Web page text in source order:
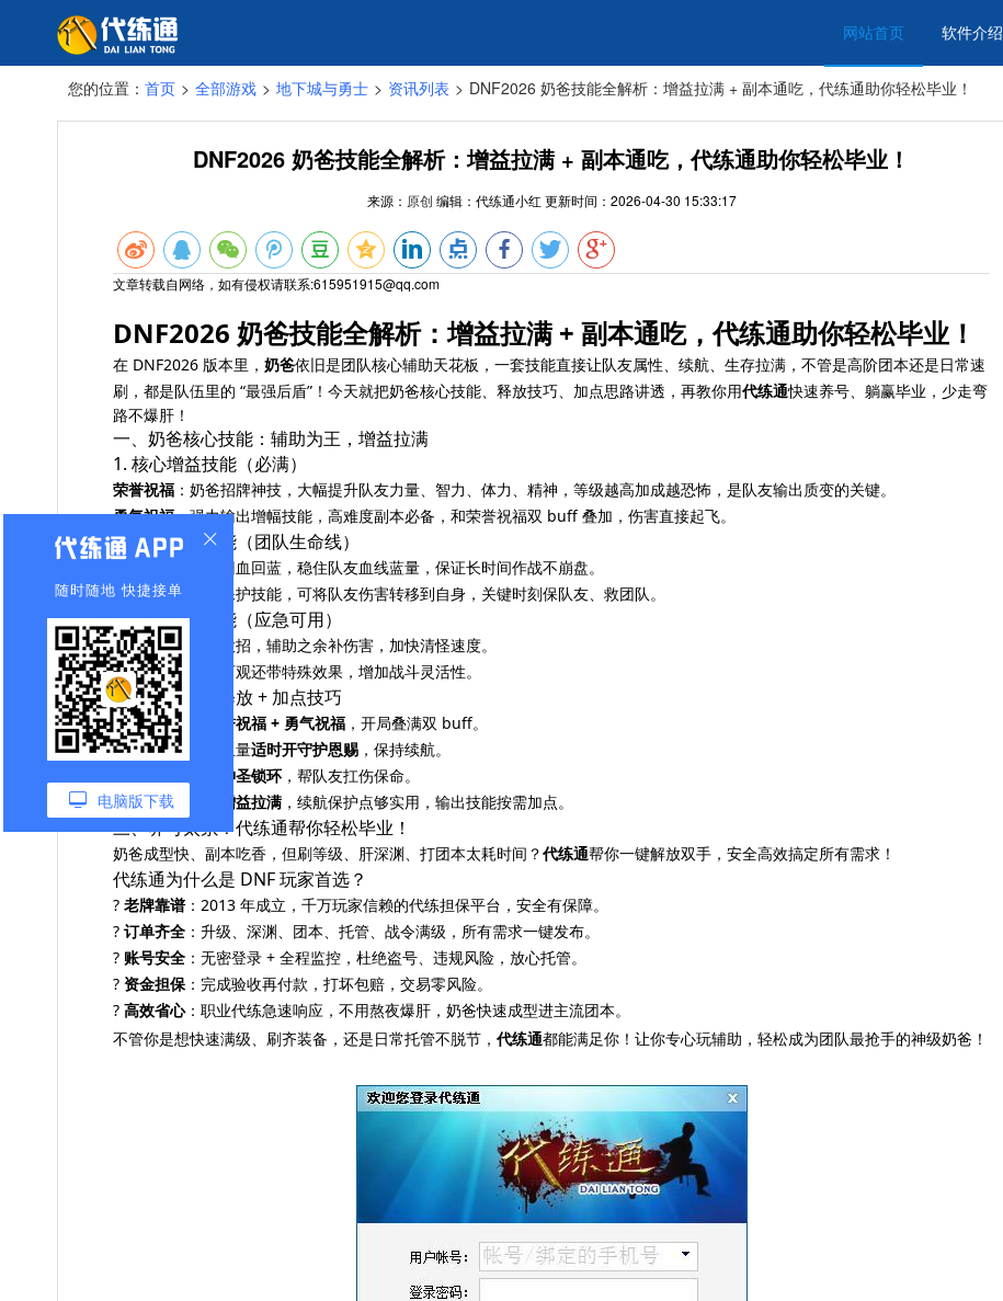
网站首页 软件介绍
您的位置： 首页 > 全部游戏 > 地下城与勇士 > 资讯列表 > DNF2026 奶爸技能全解析：增益拉满 + 副本通吃，代练通助你轻松毕业！
DNF2026 奶爸技能全解析：增益拉满 + 副本通吃，代练通助你轻松毕业！
来源： 原创 编辑： 代练通小红 更新时间： 2026-04-30 15:33:17
文章转载自网络，如有侵权请联系:615951915@qq.com
DNF2026 奶爸技能全解析：增益拉满 + 副本通吃，代练通助你轻松毕业！
在 DNF2026 版本里， 奶爸依旧是团队核心辅助天花板，一套技能直接让队友属性、续航、生存拉满，不管是高阶团本还是日常速
刷，都是队伍里的 “最强后盾”！今天就把奶爸核心技能、释放技巧、加点思路讲透，再教你用代练通快速养号、躺赢毕业，少走弯
路不爆肝！
一、奶爸核心技能：辅助为王，增益拉满
1. 核心增益技能（必满）
荣誉祝福 ：奶爸招牌神技，大幅提升队友力量、智力、体力、精神，等级越高加成越恐怖，是队友输出质变的关键。
勇气祝福：强力输出增幅技能，高难度副本必备，和荣誉祝福双 buff 叠加，伤害直接起飞。
2. 续航保护技能（团队生命线）
守护恩赐
：持续回血回蓝，稳住队友血线蓝量，保证长时间作战不崩盘。
神圣锁环：神级保护技能，可将队友伤害转移到自身，关键时刻保队友、救团队。
3. 补充输出技能（应急可用）
正义审判：高伤大招，辅助之余补伤害，加快清怪速度。
忏悔之锤：伤害可观还带特殊效果，增加战斗灵活性。
二、奶爸技能释放 + 加点技巧
开战前：优先荣誉祝福 + 勇气祝福 ，开局叠满双 buff。
战斗中：看队友血量适时开守护恩赐 ，保持续航。
秒开神圣锁环，帮队友扛伤保命。
加点原则：
核心增益拉满 ，续航保护点够实用，输出技能按需加点。
三、养号太累？代练通帮你轻松毕业！
奶爸成型快、副本吃香，但刷等级、肝深渊、打团本太耗时间？代练通帮你一键解放双手，安全高效搞定所有需求！
代练通为什么是 DNF 玩家首选？
? 老牌靠谱：2013 年成立，千万玩家信赖的代练担保平台，安全有保障。
? 订单齐全 ：升级、深渊、团本、托管、战令满级，所有需求一键发布。
? 账号安全 ：无密登录 + 全程监控，杜绝盗号、违规风险，放心托管。
? 资金担保：完成验收再付款，打坏包赔，交易零风险。
? 高效省心：职业代练急速响应，不用熬夜爆肝，奶爸快速成型进主流团本。
不管你是想快速满级、刷齐装备，还是日常托管不脱节， 代练通都能满足你！让你专心玩辅助，轻松成为团队最抢手的神级奶爸！
随时随地 快捷接单
电脑版下载